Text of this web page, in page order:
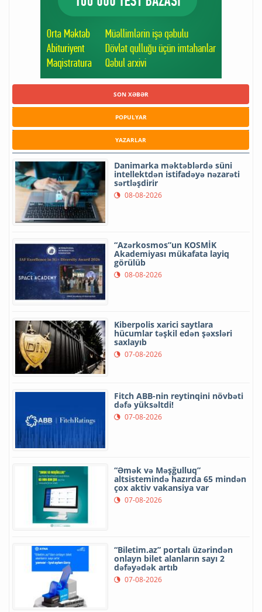
SON XƏBƏR
POPULYAR
YAZARLAR
Danimarka məktəblərdə süni
intellektdən istifadəyə nəzarəti
sərtləşdirir
08-08-2026
“Azərkosmos”un KOSMİK
Akademiyası mükafata layiq
görülüb
08-08-2026
Kiberpolis xarici saytlara
hücumlar təşkil edən şəxsləri
saxlayıb
07-08-2026
Fitch ABB-nin reytinqini növbəti
dəfə yüksəltdi!
07-08-2026
“Əmək və Məşğulluq”
altsistemində hazırda 65 mindən
çox aktiv vakansiya var
07-08-2026
“Biletim.az” portalı üzərindən
onlayn bilet alanların sayı 2
dəfəyədək artıb
07-08-2026